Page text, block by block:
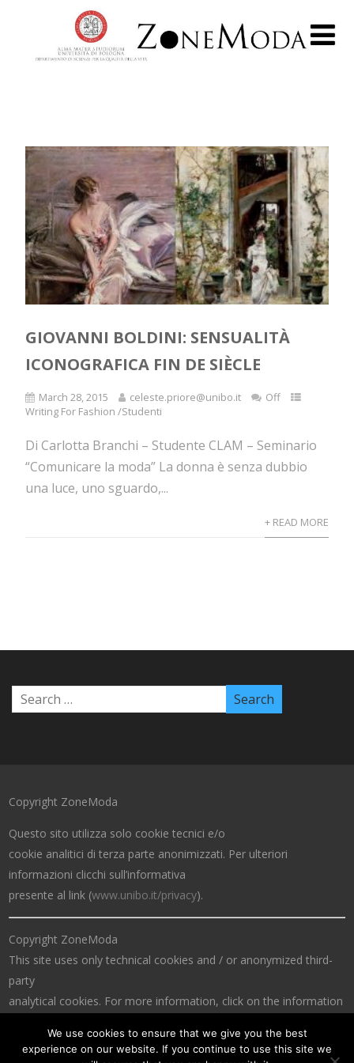
GIOVANNI BOLDINI: SENSUALITÀ
ICONOGRAFICA FIN DE SIÈCLE
March 28, 2015 celeste.priore@unibo.it
Off
Writing For Fashion /Studenti
Di Carlotta Branchi – Studente CLAM – Seminario
“Comunicare la moda” La donna è senza dubbio
una luce, uno sguardo,...
+ READ MORE
Copyright ZoneModa
Questo sito utilizza solo cookie tecnici e/o
cookie analitici di terza parte anonimizzati. Per ulteriori
informazioni clicchi sull’informativa
presente al link (www.unibo.it/privacy).
Copyright ZoneModa
This site uses only technical cookies and / or anonymized third-
party
analytical cookies. For more information, click on the information
We use cookies to ensure that we give you the best
experience on our website. If you continue to use this site we